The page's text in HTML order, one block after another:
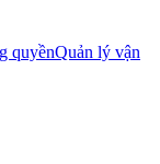
quyềnQuản lý vận